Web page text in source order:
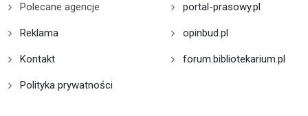
Polecane agencje
Reklama
Kontakt
Polityka prywatności
portal-prasowy.pl
opinbud.pl
forum.bibliotekarium.pl